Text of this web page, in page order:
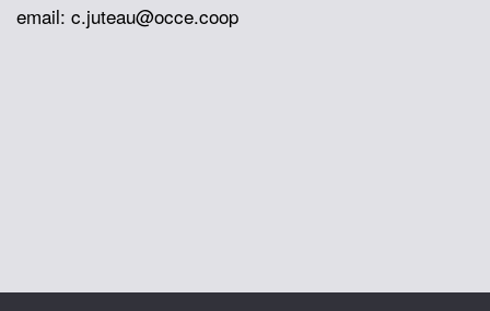
email: c.juteau@occe.coop